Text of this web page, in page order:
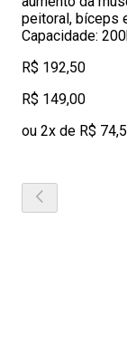
peitoral, bíceps
Capacidade:
R$ 192,50
R$ 149,00
ou 2x de R$